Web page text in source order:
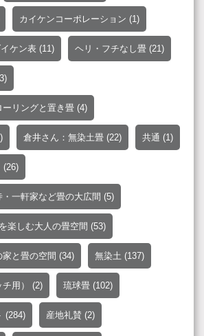
カイケンコーポレーション (1)
ケン表 (11) ヘリ・フチなし畳 (21)
リングと置き畳 (4)
倉井さん：無染土畳 (22) 共通 (1)
(26)
一軒家など畳の大広間 (5)
楽しむ大人の畳空間 (53)
と畳の空間 (34) 無染土 (137)
用） (2) 琉球畳 (102)
(284) 産地礼賛 (2)